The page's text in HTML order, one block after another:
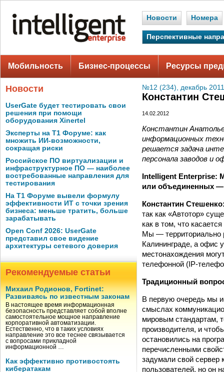
Новости Номера
Перспективные
Мобильность Бизнес-процессы Ресурсы
Новости
UserGate будет тестировать свои
решения при помощи
оборудования Xinertel
Эксперты на Т1 Форуме: как
множить ИИ-возможности,
сокращая риски
Российское ПО виртуализации и
инфраструктурное ПО — наиболее
востребованные направления для
тестирования
На Т1 Форуме вывели формулу
эффективности ИТ с точки зрения
бизнеса: меньше тратить, больше
зарабатывать
Open Conf 2026: UserGate
представил свое видение
архитектуры сетевого доверия
Рекомендуемые статьи
Михаил Родионов, Fortinet:
Развиваясь по известным законам
В настоящее время информационная
безопасность представляет собой вполне
самостоятельное мощное направление
корпоративной автоматизации.
Естественно, что в таких условиях
направление это все теснее связывается
с вопросами прикладной
информационной …
Как эффективно противостоять
кибератакам
№12 (234), декабрь
Константин
14.02.2012
Константин
информационных
решается задача
персонала заводов и
Intelligent Enterprise:
или объединенных
Константин
так как «Автотор»
как в том, что
Мы — территориально
Калининграде, а офис
местонахождения
телефонной (IP-
Традиционный
В первую очередь мы
смыслах
мировым стандартам,
производителя, и
остановились на
перечисленными
задумали свой сервер
пользователей, но он